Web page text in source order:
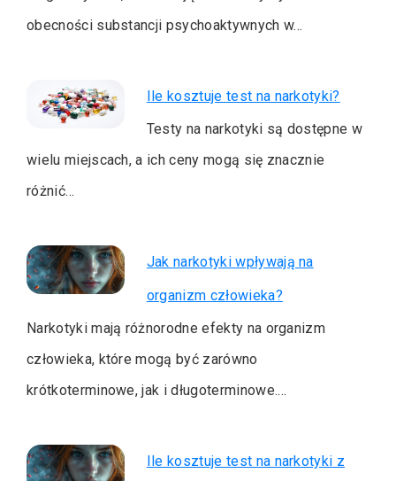
obecności substancji psychoaktywnych w…
Ile kosztuje test na narkotyki?
Testy na narkotyki są dostępne w
wielu miejscach, a ich ceny mogą się znacznie
różnić…
Jak narkotyki wpływają na
organizm człowieka?
Narkotyki mają różnorodne efekty na organizm
człowieka, które mogą być zarówno
krótkoterminowe, jak i długoterminowe.…
Ile kosztuje test na narkotyki z